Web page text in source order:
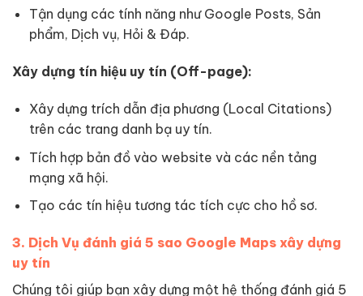
Tận dụng các tính năng như Google Posts, Sản
phẩm, Dịch vụ, Hỏi & Đáp.
Xây dựng tín hiệu uy tín (Off-page):
Xây dựng trích dẫn địa phương (Local Citations)
trên các trang danh bạ uy tín.
Tích hợp bản đồ vào website và các nền tảng
mạng xã hội.
Tạo các tín hiệu tương tác tích cực cho hồ sơ.
3. Dịch Vụ đánh giá 5 sao Google Maps xây dựng
uy tín
Chúng tôi giúp bạn xây dựng một hệ thống đánh giá 5